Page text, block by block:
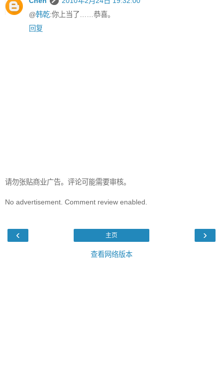
@韩乾:你上当了……恭喜。
回复
请勿张贴商业广告。评论可能需要审核。
No advertisement. Comment review enabled.
‹ ›
主页
查看网络版本